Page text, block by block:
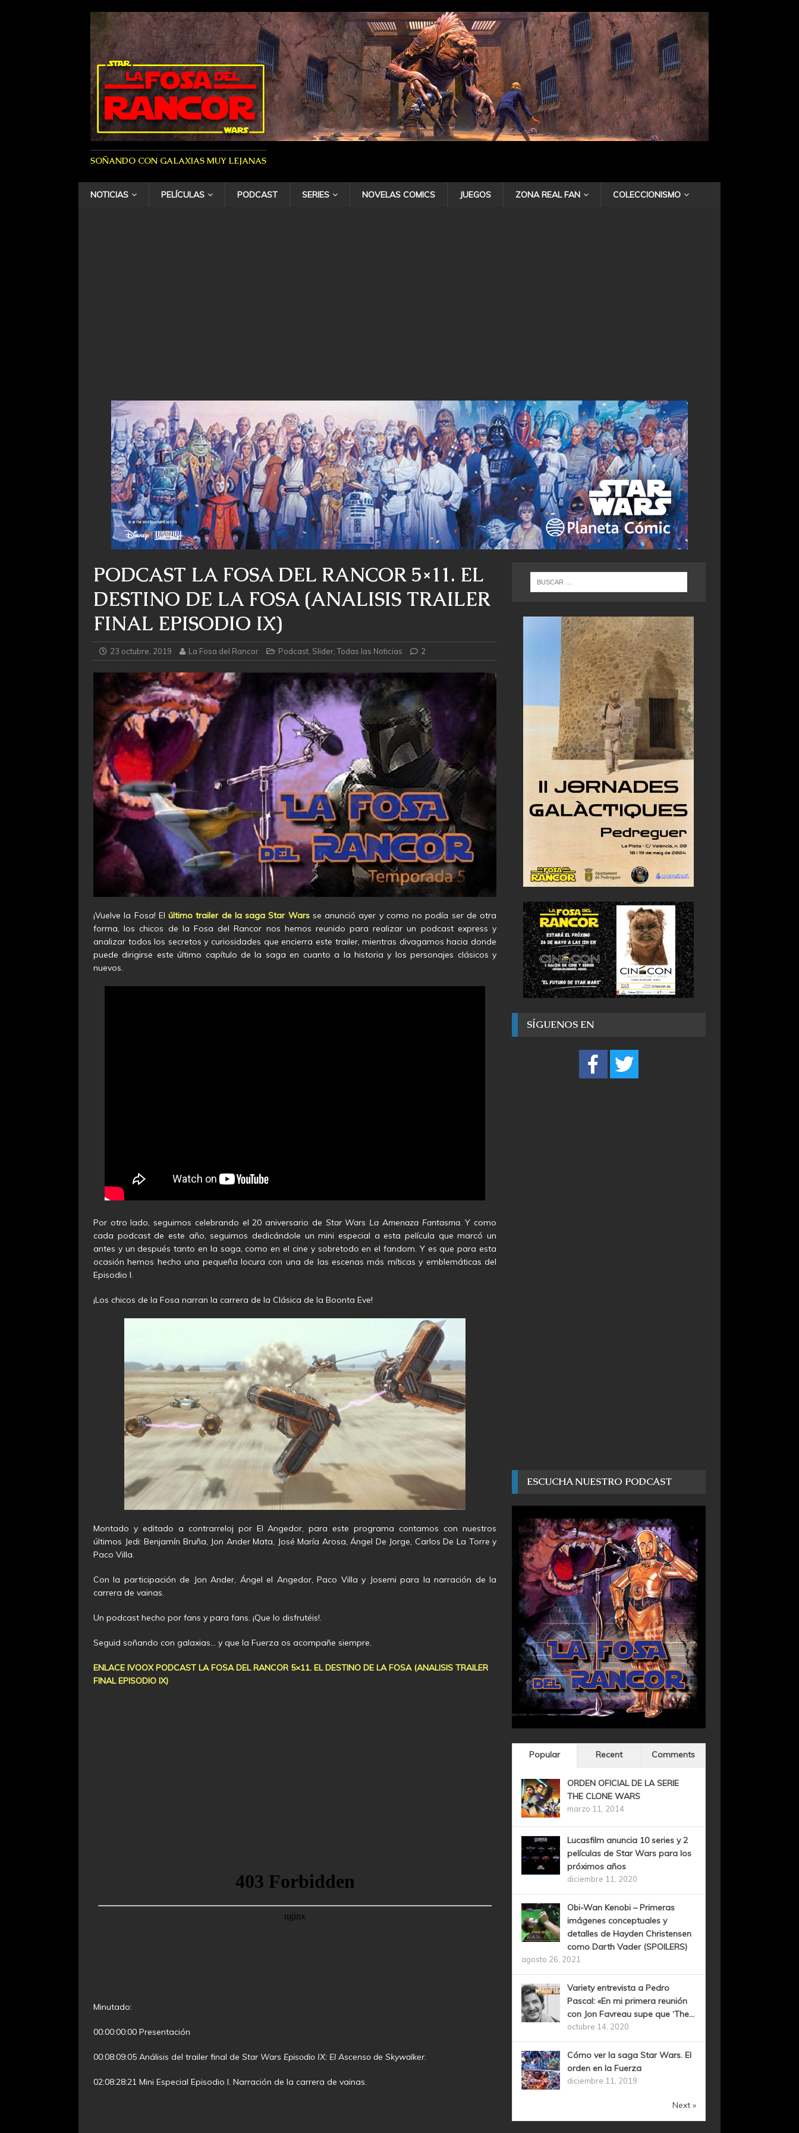
SOÑANDO CON GALAXIAS MUY LEJANAS
NOTICIAS PELÍCULAS PODCAST SERIES NOVELAS COMICS JUEGOS ZONA REAL FAN COLECCIONISMO
PODCAST LA FOSA DEL RANCOR 5×11. EL
DESTINO DE LA FOSA (ANALISIS TRAILER
FINAL EPISODIO IX)
23 octubre, 2019 La Fosa del Rancor Podcast Slider ,Todas las Noticias 2
¡Vuelve la Fosa! Elúltimo trailer de la saga Star Warsse anunció ayer y como no podía ser de otra
forma, los chicos de la Fosa del Rancor nos hemos reunido para realizar un podcast express y
analizar todos los secretos y curiosidades que encierra este trailer, mientras divagamos hacia donde
puede dirigirse este último capítulo de la saga en cuanto a la historia y los personajes clásicos y
nuevos.
Por otro lado, seguimos celebrando el 20 aniversario de Star Wars La Amenaza Fantasma. Y como
cada podcast de este año, seguimos dedicándole un mini especial a esta película que marcó un
antes y un después tanto en la saga, como en el cine y sobretodo en el fandom. Y es que para esta
ocasión hemos hecho una pequeña locura con una de las escenas más míticas y emblemáticas del
Episodio I.
¡Los chicos de la Fosa narran la carrera de la Clásica de la Boonta Eve!
Montado y editado a contrarreloj por El Angedor, para este programa contamos con nuestros
últimos Jedi: Benjamín Bruña, Jon Ander Mata, José María Arosa, Ángel De Jorge, Carlos De La Torre y
Paco Villa.
Con la participación de Jon Ander, Ángel el Angedor, Paco Villa y Josemi para la narración de la
carrera de vainas.
Un podcast hecho por fans y para fans. ¡Que lo disfrutéis!.
Seguid soñando con galaxias… y que la Fuerza os acompañe siempre.
ENLACE IVOOX PODCAST LA FOSA DEL RANCOR 5×11. EL DESTINO DE LA FOSA (ANALISIS TRAILER
FINAL EPISODIO IX)
Minutado:
00:00:00:00 Presentación
00:08:09:05 Análisis del trailer final de Star Wars Episodio IX: El Ascenso de Skywalker.
02:08:28:21 Mini Especial Episodio I. Narración de la carrera de vainas.
SÍGUENOS EN
ESCUCHA NUESTRO PODCAST
Popular Recent Comments
ORDEN OFICIAL DE LA SERIE
THE CLONE WARS
marzo 11, 2014
Lucasfilm anuncia 10 series y 2
películas de Star Wars para los
próximos años
diciembre 11, 2020
Obi-Wan Kenobi – Primeras
imágenes conceptuales y
detalles de Hayden Christensen
como Darth Vader (SPOILERS)
agosto 26, 2021
Variety entrevista a Pedro
Pascal: «En mi primera reunión
con Jon Favreau supe que ‘The...
octubre 14, 2020
Cómo ver la saga Star Wars. El
orden en la Fuerza
diciembre 11, 2019
Next »